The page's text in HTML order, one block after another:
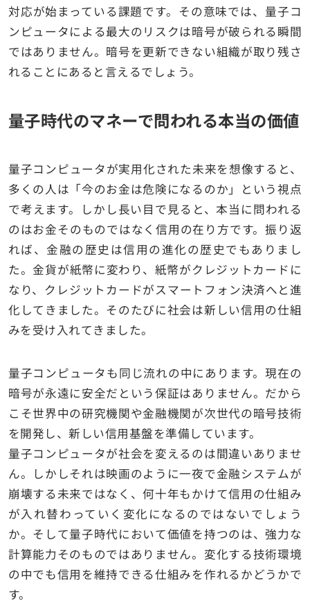
対応が始まっている課題です。その意味では、量子コ
ンピュータによる最大のリスクは暗号が破られる瞬間
ではありません。暗号を更新できない組織が取り残さ
れることにあると言えるでしょう。
量子時代のマネーで問われる本当の価値
量子コンピュータが実用化された未来を想像すると、
多くの人は「今のお金は危険になるのか」という視点
で考えます。しかし長い目で見ると、本当に問われる
のはお金そのものではなく信用の在り方です。振り返
れば、金融の歴史は信用の進化の歴史でもありまし
た。金貨が紙幣に変わり、紙幣がクレジットカードに
なり、クレジットカードがスマートフォン決済へと進
化してきました。そのたびに社会は新しい信用の仕組
みを受け入れてきました。
量子コンピュータも同じ流れの中にあります。現在の
暗号が永遠に安全だという保証はありません。だから
こそ世界中の研究機関や金融機関が次世代の暗号技術
を開発し、新しい信用基盤を準備しています。
量子コンピュータが社会を変えるのは間違いありませ
ん。しかしそれは映画のように一夜で金融システムが
崩壊する未来ではなく、何十年もかけて信用の仕組み
が入れ替わっていく変化になるのではないでしょう
か。そして量子時代において価値を持つのは、強力な
計算能力そのものではありません。変化する技術環境
の中でも信用を維持できる仕組みを作れるかどうかで
す。